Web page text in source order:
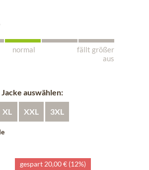
normal
fällt größer
aus
auswählen:
XL XXL 3XL
gespart 20,00 € (12%)